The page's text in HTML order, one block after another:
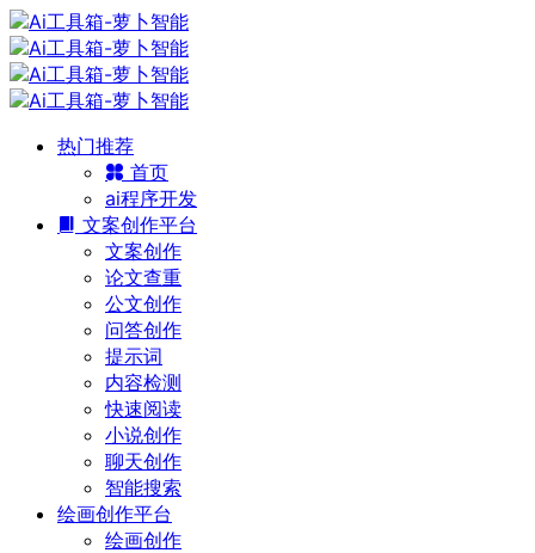
热门推荐
首页
ai程序开发
文案创作平台
文案创作
论文查重
公文创作
问答创作
提示词
内容检测
快速阅读
小说创作
聊天创作
智能搜索
绘画创作平台
绘画创作